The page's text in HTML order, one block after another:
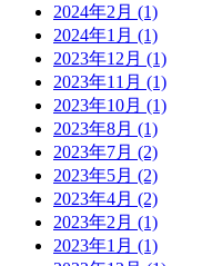
2024年2月 (1)
2024年1月 (1)
2023年12月 (1)
2023年11月 (1)
2023年10月 (1)
2023年8月 (1)
2023年7月 (2)
2023年5月 (2)
2023年4月 (2)
2023年2月 (1)
2023年1月 (1)